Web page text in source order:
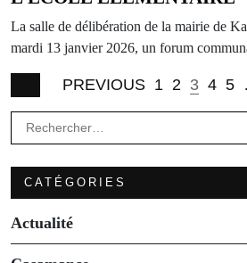
La salle de délibération de la mairie de
mardi 13 janvier 2026, un forum
PREVIOUS 1 2 3 4 5
Rechercher :
CATÉGORIES
Actualité